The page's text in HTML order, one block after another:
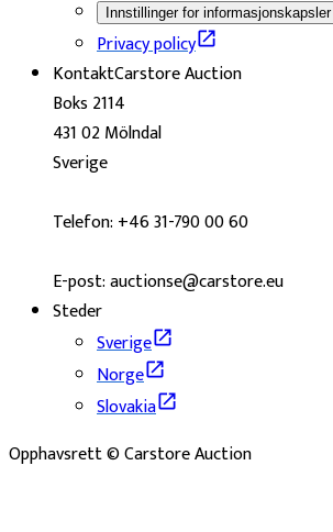
Innstillinger for informasjonskapsler
Privacy policy
KontaktCarstore Auction
Boks 2114
431 02 Mölndal
Sverige
Telefon: +46 31-790 00 60
E-post: auctionse@carstore.eu
Steder
Sverige
Norge
Slovakia
Opphavsrett © Carstore Auction